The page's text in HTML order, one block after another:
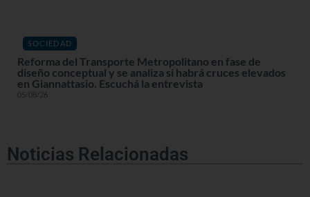
SOCIEDAD
Reforma del Transporte Metropolitano en fase de
diseño conceptual y se analiza si habrá cruces elevados
en Giannattasio. Escuchá la entrevista
05/08/26
Noticias Relacionadas